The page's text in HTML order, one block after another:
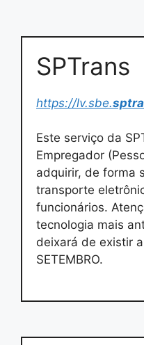
SPTrans
https://lv.sbe.
Este serviço da
Empregador
adquirir, de forma
transporte
funcionários.
tecnologia mais
deixará de existir
SETEMBRO.